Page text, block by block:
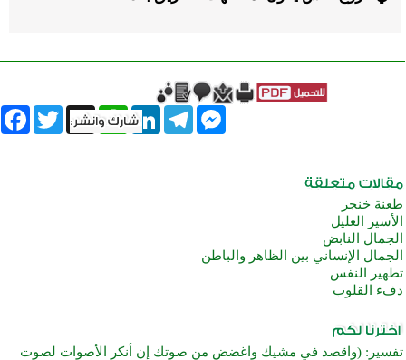
Twitter X
WhatsAppLinkedInTelegram
Messenger
طعنة خنجر
الأسير العليل
الجمال النابض
الجمال الإنساني بين الظاهر والباطن
تطهير النفس
دفء القلوب
تفسير: (واقصد في مشيك واغضض من صوتك إن أنكر الأصوات لصوت